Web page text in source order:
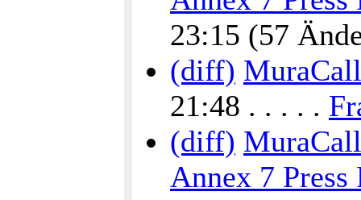
23:15 (57
(diff)
21:48 . . . . .
(diff)
Annex 7 Press